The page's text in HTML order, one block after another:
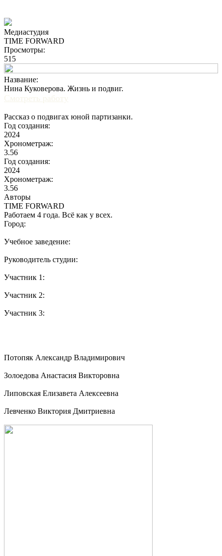
Медиастудия
TIME FORWARD
Просмотры:
515
Название:
Нина Куковерова. Жизнь и подвиг.
Смотреть работу
Рассказ о подвигах юной партизанки.
Год создания:
2024
Хронометраж:
3.56
Год создания:
2024
Хронометраж:
3.56
Авторы
TIME FORWARD
Работаем 4 года. Всё как у всех.
Город:
Учебное заведение:
Руководитель студии:
Участник 1:
Участник 2:
Участник 3:
Потопяк Александр Владимирович
Золоедова Анастасия Викторовна
Липовская Елизавета Алексеевна
Левченко Виктория Дмитриевна